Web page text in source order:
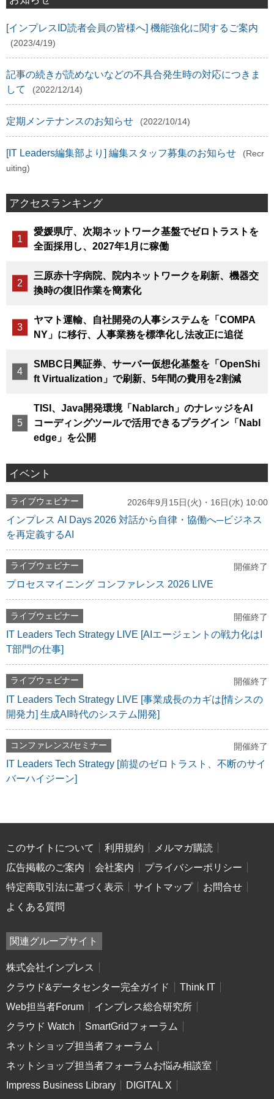
[インプレスID読者会員の皆様へ] 機能強化に関するご案内
(2023/4/19)
記事の続きが読めないなどの不具合発生時の対応につきま
して
(2022/12/14)
定期メンテナンスのお知らせ (2022/10/14)
[IT Leaders編集部より] 編集スタッフ募集のお知らせ
(Recr
uiting)
アクセスランキング
愛媛県庁、次期ネットワーク基盤でゼロトラストを
全面採用し、2027年1月に稼働
三原赤十字病院、院内ネットワークを刷新、機器交
換時の復旧作業を簡素化
ヤマト運輸、自社開発の人事システムを「COMPA
NY」に移行、人事業務を標準化し法改正に追従
SMBC日興証券、サーバー仮想化基盤を「OpenShi
ft Virtualization」で刷新、5年間の費用を2割減
TISI、Java開発環境「Nablarch」のナレッジをAI
コーディングツールで活用できるプラグイン「Nabl
edge」を公開
イベント
ライブウェビナー 2026年9月15日(火)・16日(水) 10:00
インプレス AI Days 2026 対話から自律・協働へ─ビジネス
を再定義するAI
ライブウェビナー 開催終了
プロセスマイニング コンファレンス 2026 LIVE
ライブウェビナー 開催終了
IT Leaders Tech Strategy LIVE [AIエージェントの戦力化はI
T部門の仕事]
ライブウェビナー 開催終了
IT Leaders Tech Strategy LIVE [事業成長のカギは[情シスの
開発力] 生成AI時代のシステム開発]
コンファレンス/セミナー 開催終了
IT Leaders Tech Strategy [前提のゼロトラスト、不断のサイ
バーハイジーン]
このサイトについて 利用規約
メルマガ購読
広告掲載のご案内
会社案内
プライバシーポリシー
特定商取引法に基づく表示
サイトマップ
お問合せ
よくある質問
関連グループサイト
株式会社インプレス
クラウド&データセンター完全ガイド
Think IT
Web担当者Forum
インプレス総合研究所
クラウド Watch
SmartGridフォーラム
ネットショップ担当者フォーラム
ネットショップ担当者フォーラムお悩み相談室
Impress Business Library
DIGITAL X